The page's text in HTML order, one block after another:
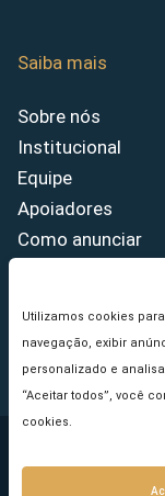
Utilizamos cookies
navegação, exibir
personalizado e
“Aceitar todos”, você
cookies.
Saiba mais
Sobre nós
Institucional
Equipe
Apoiadores
Como anunciar
Princípios
Copyright ©